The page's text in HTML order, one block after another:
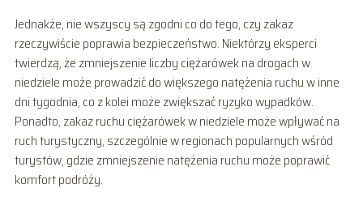
Jednakże, nie wszyscy są zgodni co do tego, czy zakaz
rzeczywiście poprawia bezpieczeństwo. Niektórzy eksperci
twierdzą, że zmniejszenie liczby ciężarówek na drogach w
niedziele może prowadzić do większego natężenia ruchu w inne
dni tygodnia, co z kolei może zwiększać ryzyko wypadków.
Ponadto, zakaz ruchu ciężarówek w niedziele może wpływać na
ruch turystyczny, szczególnie w regionach popularnych wśród
turystów, gdzie zmniejszenie natężenia ruchu może poprawić
komfort podróży.